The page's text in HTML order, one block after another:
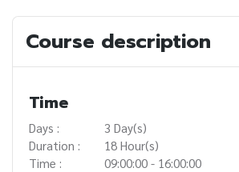
Course description
Time
Days :
3 Day(s)
Duration :
18 Hour(s)
Time :
09:00:00 - 16:00:00